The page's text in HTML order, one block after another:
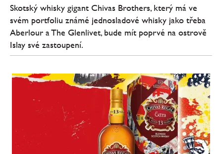
Skotský whisky gigant Chivas Brothers, který má ve
svém portfoliu známé jednosladové whisky jako třeba
Aberlour a The Glenlivet, bude mít poprvé na ostrově
Islay své zastoupení.